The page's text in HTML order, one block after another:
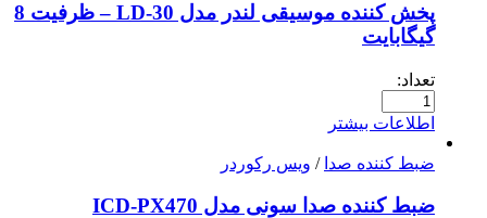
پخش کننده موسیقی لندر مدل LD-30 – ظرفیت 8
گیگابایت
تعداد:
اطلاعات بیشتر
ضبط کننده صدا / ویس رکوردر
ضبط کننده صدا سونی مدل ICD-PX470